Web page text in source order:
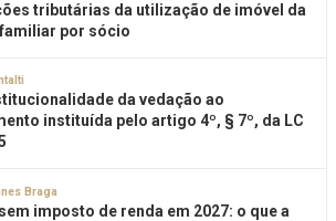
tributárias da utilização de imóvel da
por sócio
da vedação ao
instituída pelo artigo 4º, § 7º, da LC
Braga
imposto de renda em 2027: o que a